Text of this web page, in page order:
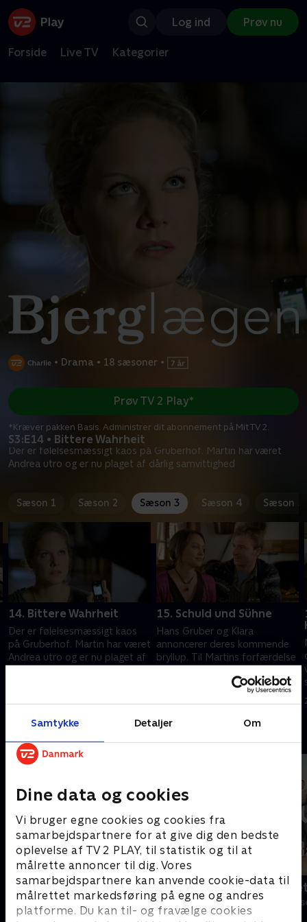
Samtykke Detaljer Om
Dine data og cookies
Vi bruger egne cookies og cookies fra
samarbejdspartnere for at give dig den bedste
oplevelse af TV 2 PLAY, til statistik og til at
målrette annoncer til dig. Vores
samarbejdspartnere kan anvende cookie-data til
målrettet markedsføring på egne og andres
platforme. Du kan til- og fravælge cookies
Log ind Prøv nu
Forside Live TV Kategorier
• Drama • 18 sæsoner •
S3:E14 • Bittere Wahrheit
Der er følelsesmæssigt kaos på Gruberhof. Martin har været
Andrea utro og er nu plaget af dårlig samvittighed
Prøv TV 2 Play*
*Kræver pakken Basis. Administrer dit abonnement på Mit TV 2.
Sæson 1 Sæson 2 Sæson 3 Sæson 4 Sæson 5
14. Bittere Wahrheit
Der er følelsesmæssigt kaos
på Gruberhof. Martin har været
Andrea utro og er nu plaget af
15. Schuld und Sühne
Hans Gruber og Klara
annoncerer deres kommende
bryllup. Til Martins forfærdelse
diagnosticeret med lungepest.
20. september 2012 • 43 min
Bjergets helte
Drama • 15 sæsoner Drama • 10